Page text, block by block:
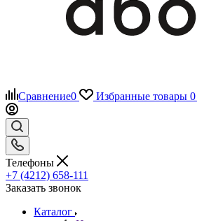
Сравнение0 Избранные товары 0
Телефоны
+7 (4212) 658-111
Заказать звонок
Каталог